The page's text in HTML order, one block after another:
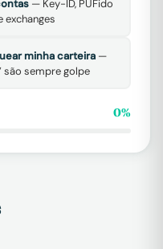
— Key-ID, PUFido
exchanges
minha carteira—
são sempre golpe
0%